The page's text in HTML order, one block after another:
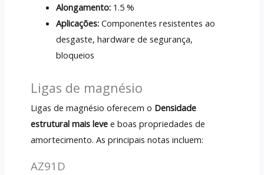
Alongamento: 1.5 %
Aplicações: Componentes resistentes ao
desgaste, hardware de segurança,
bloqueios
Ligas de magnésio
Ligas de magnésio oferecem o Densidade
estrutural mais levee boas propriedades de
amortecimento. As principais notas incluem:
AZ91D